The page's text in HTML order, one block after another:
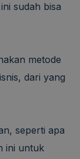
sudah bisa
metode
dari yang
seperti apa
ini untuk